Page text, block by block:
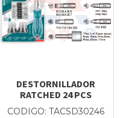
DESTORNILLADOR
RATCHED 24 PCS
CODIGO: TACSD30246